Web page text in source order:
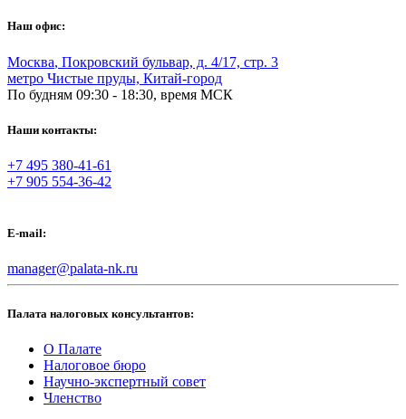
Наш офис:
Москва, Покровский бульвар, д. 4/17, стр. 3
метро Чистые пруды, Китай-город
По будням 09:30 - 18:30, время МСК
Наши контакты:
+7 495 380-41-61
+7 905 554-36-42
E-mail:
manager@palata-nk.ru
Палата налоговых консультантов:
О Палате
Налоговое бюро
Научно-экспертный совет
Членство